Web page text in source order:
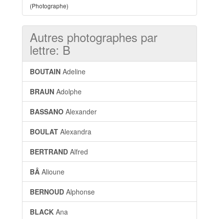
(Photographe)
Autres photographes par
lettre: B
BOUTAIN Adeline
BRAUN Adolphe
BASSANO Alexander
BOULAT Alexandra
BERTRAND Alfred
BÂ Alioune
BERNOUD Alphonse
BLACK Ana